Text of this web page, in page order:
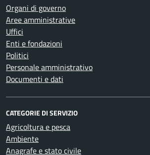
Organi di governo
Aree amministrative
Uffici
Enti e fondazioni
Politici
Personale amministrativo
Documenti e dati
CATEGORIE DI SERVIZIO
Agricoltura e pesca
Ambiente
Anagrafe e stato civile